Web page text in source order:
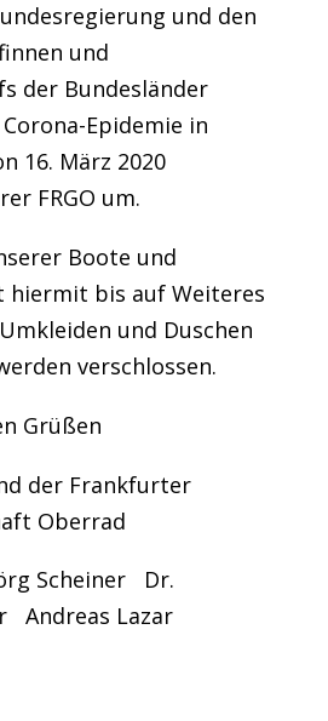
und den
und
der Bundesländer
Epidemie in
16. März 2020
FRGO um.
Boote und
hiermit bis auf Weiteres
und Duschen
verschlossen.
Grüßen
der Frankfurter
Oberrad
Scheiner Dr.
Andreas Lazar